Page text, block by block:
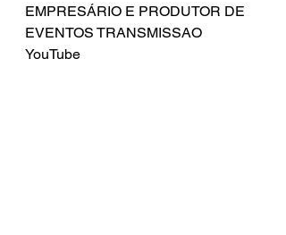
EMPRESÁRIO E PRODUTOR DE
EVENTOS TRANSMISSAO
YouTube